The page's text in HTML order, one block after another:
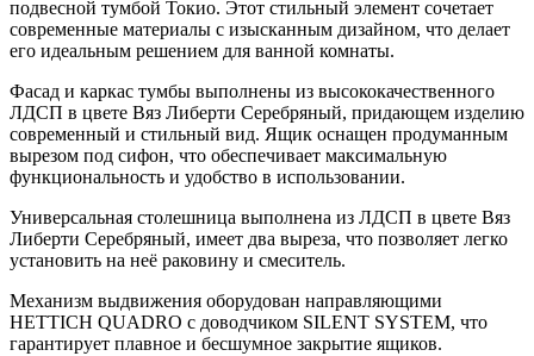
подвесной тумбой Токио. Этот стильный элемент сочетает
современные материалы с изысканным дизайном, что делает
его идеальным решением для ванной комнаты.
Фасад и каркас тумбы выполнены из высококачественного
ЛДСП в цвете Вяз Либерти Серебряный, придающем изделию
современный и стильный вид. Ящик оснащен продуманным
вырезом под сифон, что обеспечивает максимальную
функциональность и удобство в использовании.
Универсальная столешница выполнена из ЛДСП в цвете Вяз
Либерти Серебряный, имеет два выреза, что позволяет легко
установить на неё раковину и смеситель.
Механизм выдвижения оборудован направляющими
HETTICH QUADRO с доводчиком SILENT SYSTEM, что
гарантирует плавное и бесшумное закрытие ящиков.